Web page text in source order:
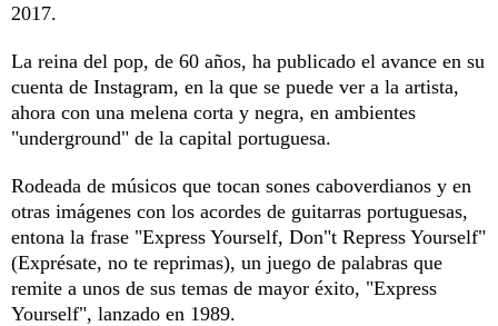
2017.
La reina del pop, de 60 años, ha publicado el avance en su
cuenta de Instagram, en la que se puede ver a la artista,
ahora con una melena corta y negra, en ambientes
"underground" de la capital portuguesa.
Rodeada de músicos que tocan sones caboverdianos y en
otras imágenes con los acordes de guitarras portuguesas,
entona la frase "Express Yourself, Don"t Repress Yourself"
(Exprésate, no te reprimas), un juego de palabras que
remite a unos de sus temas de mayor éxito, "Express
Yourself", lanzado en 1989.